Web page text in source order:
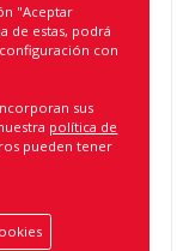
(5)
"Aceptar
de estas, podrá
con
sus
política de
pueden tener